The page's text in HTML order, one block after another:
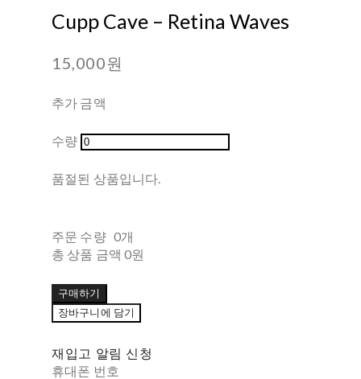
Cupp Cave ‎– Retina Waves
15,000원
추가 금액
수량
품절된 상품입니다.
주문 수량 0개
총 상품 금액 0원
구매하기
장바구니에 담기
재입고 알림 신청
휴대폰 번호